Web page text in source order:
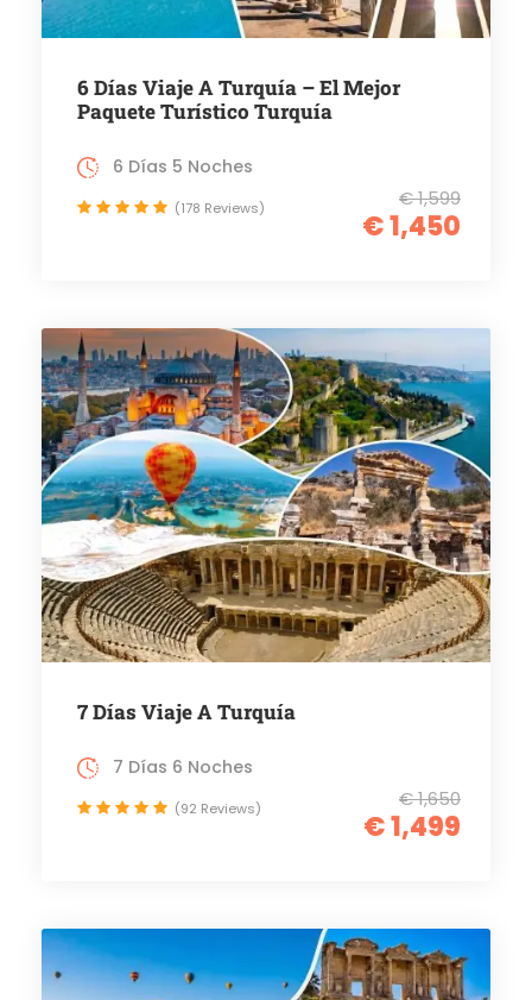
6 Días Viaje A Turquía – El Mejor
Paquete Turístico Turquía
€ 1,599
€ 1,450
6 Días 5 Noches
(178 Reviews)
7 Días Viaje A Turquía
€ 1,650
€ 1,499
7 Días 6 Noches
(92 Reviews)